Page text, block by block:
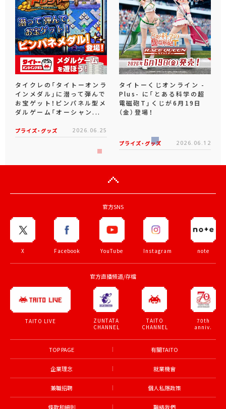
タイクレの「タイトーオンラ
インメダル」に潜って弾んで
お宝ゲット！ピンパネル型メ
ダルゲーム「オーシャン...
プライズ・グッズ 2026.06.25
タイトーくじオンライン -
Plus- に「とある科学の超
電磁砲T」くじが6月19日
（金）登場！
プライズ・グッズ 2026.06.12
官方SNS
X Facebook YouTube Instagram note
官方直播頻道/存檔
TAITO LIVE
ZUNTATA
CHANNEL
TAITO
CHANNEL
70th
anniv.
TOP PAGE 有關TAITO
企業理念 就業機會
兼職招聘 個人私隱政策